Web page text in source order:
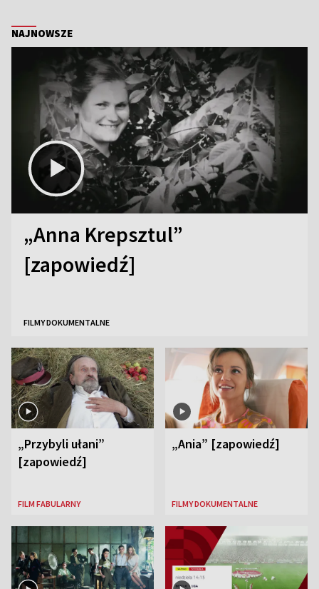
NAJNOWSZE
„Anna Krepsztul”
[zapowiedź]
FILMY DOKUMENTALNE
„Przybyli ułani”
[zapowiedź]
FILM FABULARNY
„Ania” [zapowiedź]
FILMY DOKUMENTALNE